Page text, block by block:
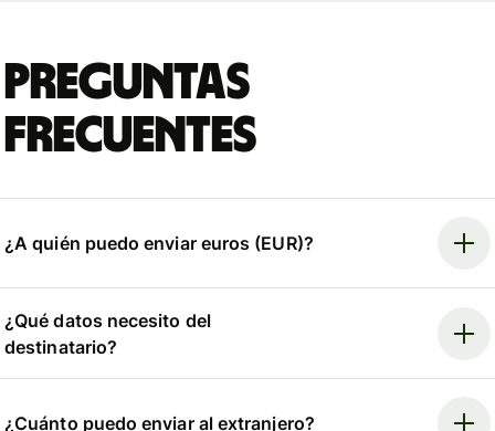
Preguntas
frecuentes
¿A quién puedo enviar euros (EUR)?
¿Qué datos necesito del
destinatario?
¿Cuánto puedo enviar al extranjero?